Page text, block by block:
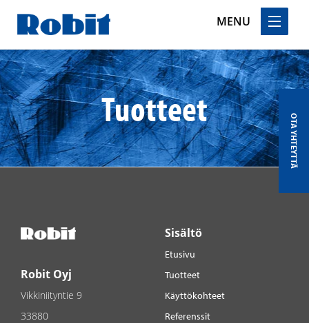
MENU
Skip
to
content
Tuotteet
OTA YHTEYTTÄ
Robit Oyj
Vikkiniityntie 9
33880
Sisältö
Etusivu
Tuotteet
Käyttökohteet
Referenssit